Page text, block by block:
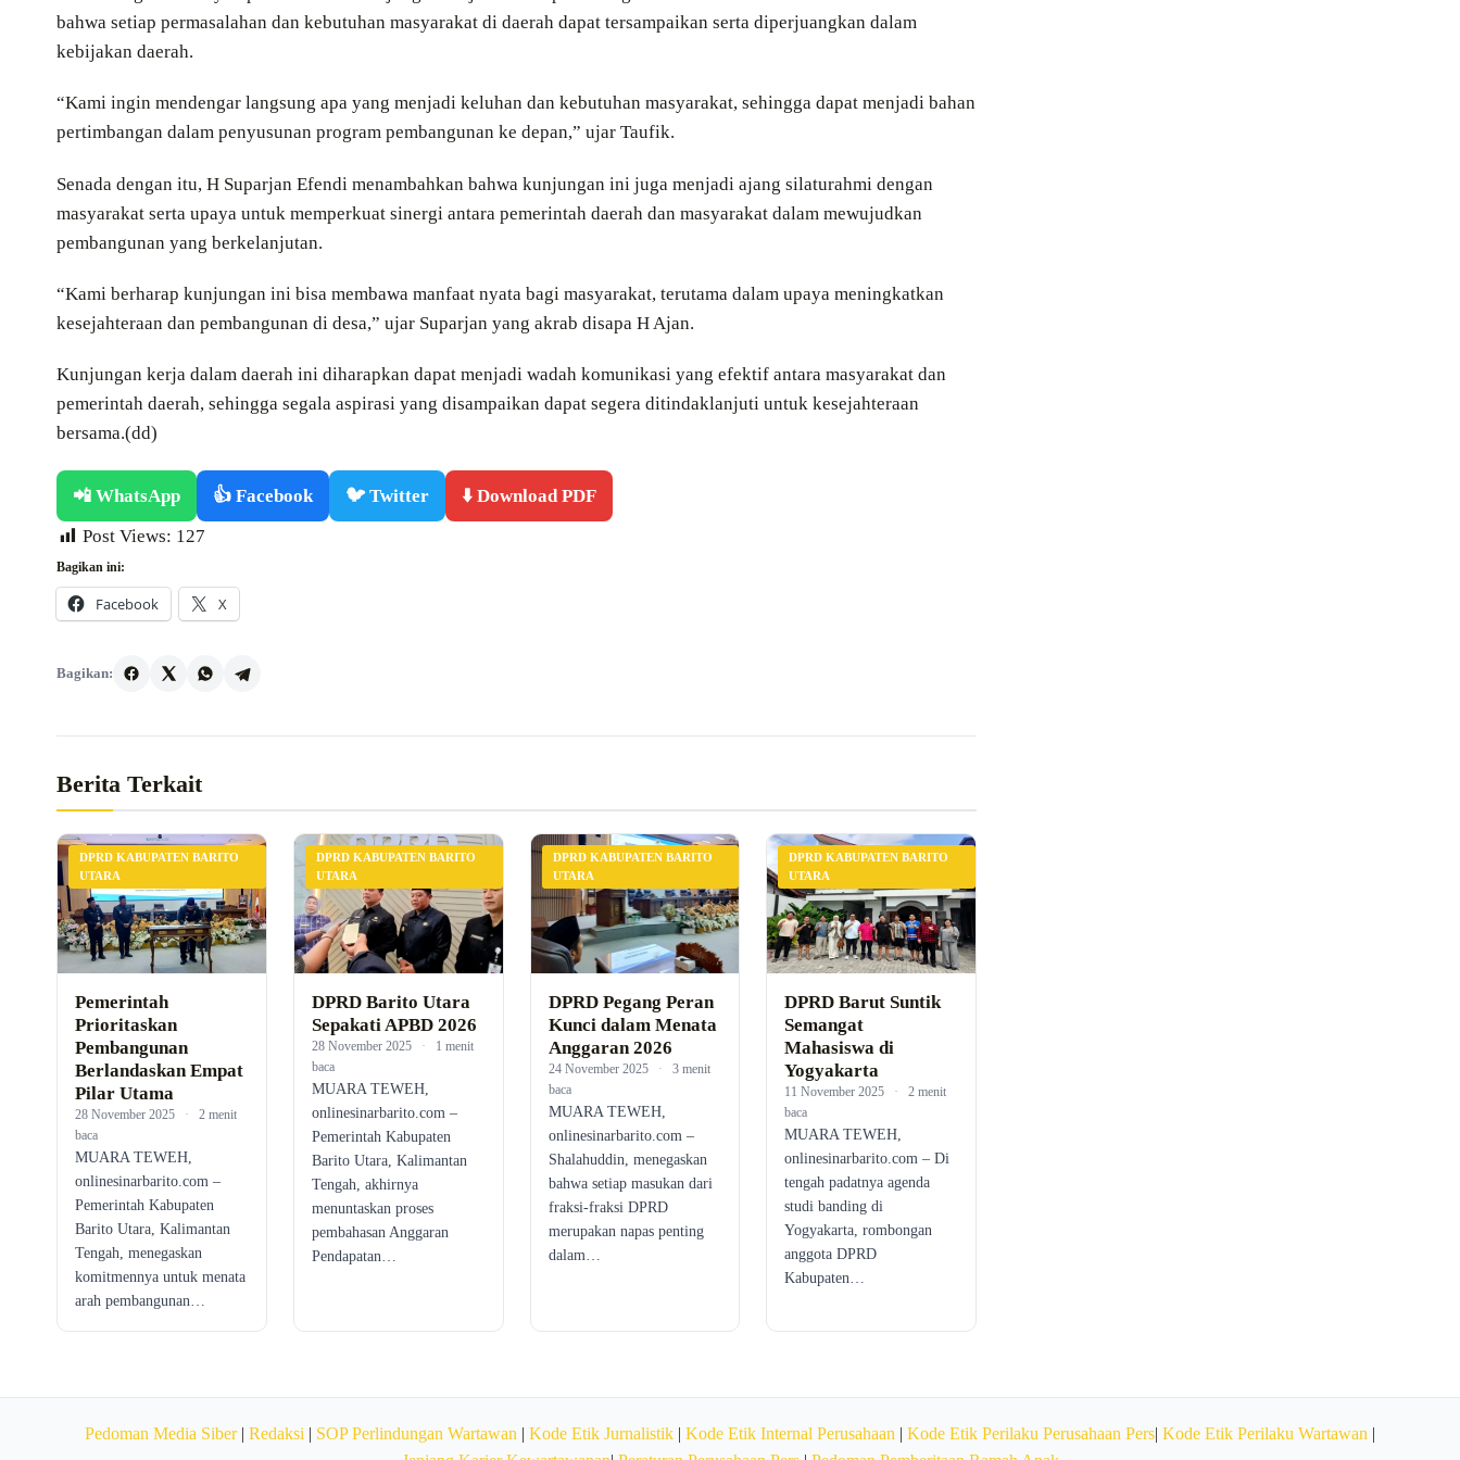
bahwa setiap permasalahan dan kebutuhan masyarakat di daerah dapat tersampaikan serta diperjuangkan dalam
kebijakan daerah.
“Kami ingin mendengar langsung apa yang menjadi keluhan dan kebutuhan masyarakat, sehingga dapat menjadi bahan
pertimbangan dalam penyusunan program pembangunan ke depan,” ujar Taufik.
Senada dengan itu, H Suparjan Efendi menambahkan bahwa kunjungan ini juga menjadi ajang silaturahmi dengan
masyarakat serta upaya untuk memperkuat sinergi antara pemerintah daerah dan masyarakat dalam mewujudkan
pembangunan yang berkelanjutan.
“Kami berharap kunjungan ini bisa membawa manfaat nyata bagi masyarakat, terutama dalam upaya meningkatkan
kesejahteraan dan pembangunan di desa,” ujar Suparjan yang akrab disapa H Ajan.
Kunjungan kerja dalam daerah ini diharapkan dapat menjadi wadah komunikasi yang efektif antara masyarakat dan
pemerintah daerah, sehingga segala aspirasi yang disampaikan dapat segera ditindaklanjuti untuk kesejahteraan
bersama.(dd)
📲 WhatsApp 👍 Facebook 🐦 Twitter
⬇️ Download PDF
Post Views: 127
Bagikan ini:
Facebook X
Bagikan:
Berita Terkait
DPRD KABUPATEN BARITO
UTARA
Pemerintah
Prioritaskan
Pembangunan
Berlandaskan Empat
Pilar Utama
28 November 2025 ·
2 menit
baca
MUARA TEWEH,
onlinesinarbarito.com –
Pemerintah Kabupaten
Barito Utara, Kalimantan
Tengah, menegaskan
komitmennya untuk menata
arah pembangunan…
DPRD KABUPATEN BARITO
UTARA
DPRD Barito Utara
Sepakati APBD 2026
28 November 2025 ·
1 menit
baca
MUARA TEWEH,
onlinesinarbarito.com –
Pemerintah Kabupaten
Barito Utara, Kalimantan
Tengah, akhirnya
menuntaskan proses
pembahasan Anggaran
Pendapatan…
DPRD KABUPATEN BARITO
UTARA
DPRD Pegang Peran
Kunci dalam Menata
Anggaran 2026
24 November 2025 ·
3 menit
baca
MUARA TEWEH,
onlinesinarbarito.com –
Shalahuddin, menegaskan
bahwa setiap masukan dari
fraksi-fraksi DPRD
merupakan napas penting
dalam…
DPRD KABUPATEN BARITO
UTARA
DPRD Barut Suntik
Semangat
Mahasiswa di
Yogyakarta
11 November 2025 ·
2 menit
baca
MUARA TEWEH,
onlinesinarbarito.com – Di
tengah padatnya agenda
studi banding di
Yogyakarta, rombongan
anggota DPRD
Kabupaten…
Pedoman Media Siber| Redaksi | SOP Perlindungan Wartawan | Kode Etik Jurnalistik | Kode Etik Internal Perusahaan | Kode Etik Perilaku Perusahaan Pers| Kode Etik Perilaku Wartawan |